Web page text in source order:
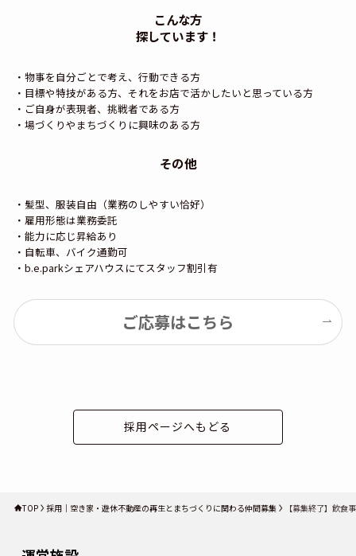
こんな方
探しています！
・物事を自分ごとで考え、行動できる方
・目標や特技がある方、それをお店で活かしたいと思っている方
・ご自身が表現者、挑戦者である方
・場づくりやまちづくりに興味のある方
その他
・髪型、服装自由（業務のしやすい恰好）
・雇用形態は業務委託
・能力に応じ昇給あり
・自転車、バイク通勤可
・b.e.parkシェアハウスにてスタッフ割引有
ご応募はこちら
採用ページへもどる
TOP 採用｜空き家・遊休不動産の再生とまちづくりに関わる仲間募集 【募集終了】飲